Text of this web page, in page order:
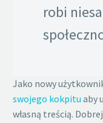
robi
Jako nowy
swojego kokpitu aby
własną treścią.